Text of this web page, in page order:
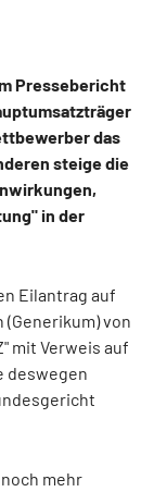
Pressebericht
das
steige die
in der
Eilantrag auf
von
mit Verweis auf
deswegen
mehr